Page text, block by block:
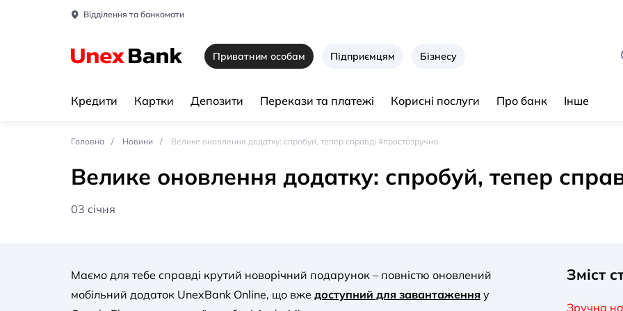
Відділення та банкомати
Приватним особам Підприємцям Бізнесу
Кредити Картки Депозити Перекази та платежі Корисні послуги Про банк Інше
Головна Новини Велике оновлення додатку: спробуй, тепер справді #простозручно
Велике оновлення додатку: спробуй, тепер
03 січня
Маємо для тебе справді крутий новорічний подарунок – повністю оновлений
мобільний додаток UnexBank Online, що вже доступний для завантаження у
Зміст
Зручна